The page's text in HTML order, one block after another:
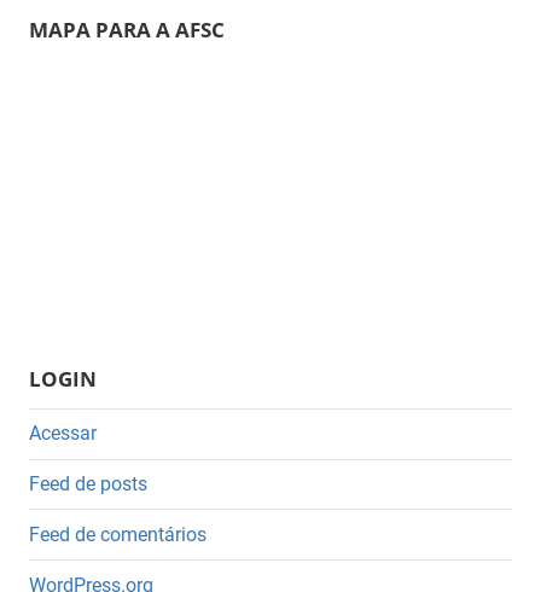
MAPA PARA A AFSC
LOGIN
Acessar
Feed de posts
Feed de comentários
WordPress.org